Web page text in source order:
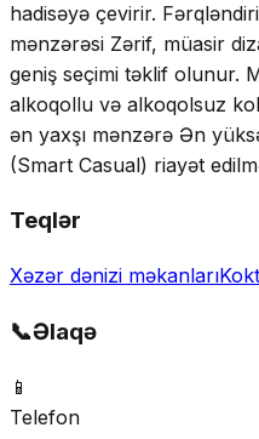
hadisəyə çevirir.
mənzərəsi Zərif, müasir
geniş seçimi təklif olunur.
alkoqollu və alkoqolsuz
ən yaxşı mənzərə Ən
(Smart Casual) riayət
Teqlər
Xəzər dənizi məkanları
📞Əlaqə
📱
Telefon